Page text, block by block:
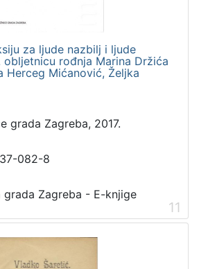
za ljude nazbilj i ljude
obljetnicu rođnja Marina Držića
Herceg Mićanović, Željka
grada Zagreba, 2017.
082-8
grada Zagreba - E-knjige
11